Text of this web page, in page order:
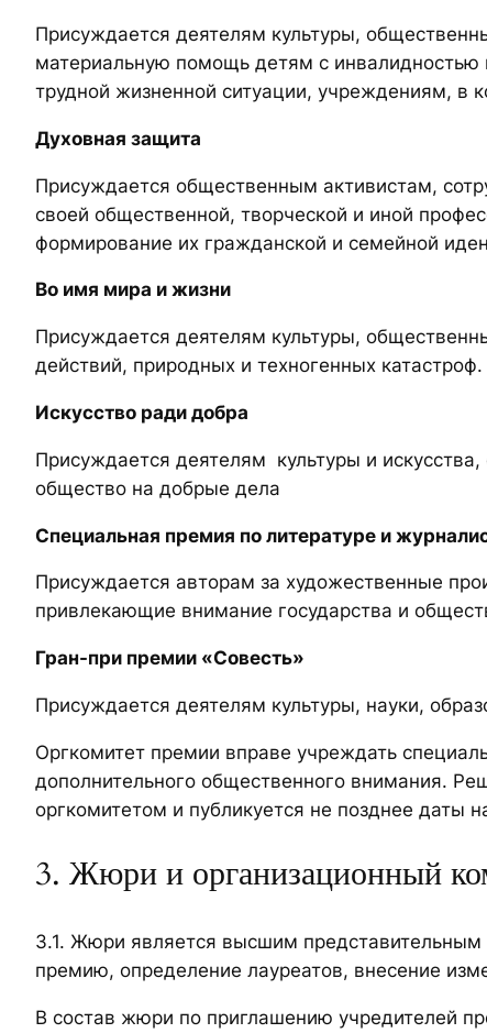
Присуждается деятелям культуры,
материальную помощь детям с
трудной жизненной ситуации, учреждениям, в
Духовная защита
Присуждается общественным активистам,
своей общественной, творческой и иной
формирование их гражданской и семейной
Во имя мира и жизни
Присуждается деятелям культуры,
действий, природных и техногенных катастроф.
Искусство ради добра
Присуждается деятелям культуры и
общество на добрые дела
Специальная премия по литературе и
Присуждается авторам за художественные
привлекающие внимание государства и
Гран-при премии «Совесть»
Присуждается деятелям культуры, науки,
Оргкомитет премии вправе учреждать
дополнительного общественного внимания.
оргкомитетом и публикуется не позднее даты
3. Жюри и организационный
3.1. Жюри является высшим представительным
премию, определение лауреатов, внесение
В состав жюри по приглашению учредителей